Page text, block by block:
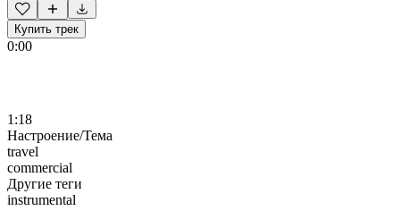
Купить трек
0:00
1:18
Настроение/Тема
travel
commercial
Другие теги
instrumental